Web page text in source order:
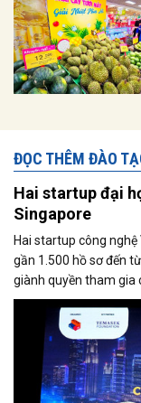
ĐỌC THÊM ĐÀO
Hai startup đại
Singapore
Hai startup công
gần 1.500 hồ sơ đến
giành quyền tham gia
này được công bố tại
2026, diễn ra ngày